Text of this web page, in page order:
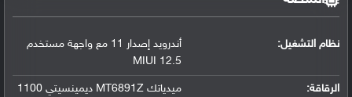
نظام التشغيل:
أندرويد إصدار 11 مع واجهة مستخدم
MIUI 12.5
الرقاقة:
ميدياتك MT6891Z ديمينسيتي 1100